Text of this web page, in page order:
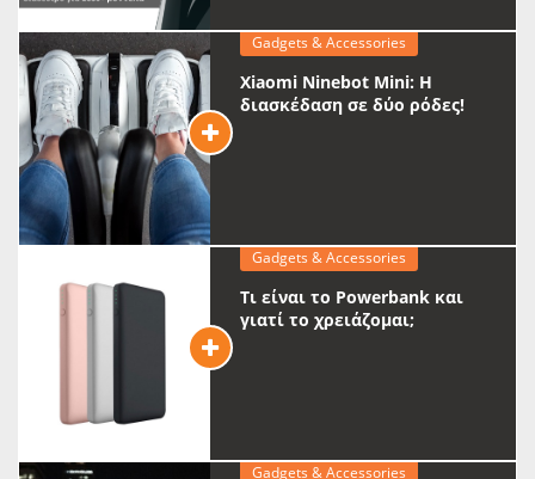
Gadgets & Accessories
Xiaomi Ninebot Mini: Η
διασκέδαση σε δύο ρόδες!
Gadgets & Accessories
Τι είναι το Powerbank και
γιατί το χρειάζομαι;
Gadgets & Accessories